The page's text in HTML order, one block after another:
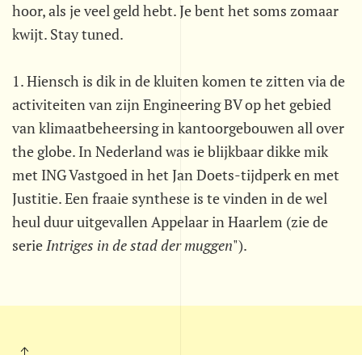
hoor, als je veel geld hebt. Je bent het soms zomaar
kwijt. Stay tuned.
1. Hiensch is dik in de kluiten komen te zitten via de
activiteiten van zijn Engineering BV op het gebied
van klimaatbeheersing in kantoorgebouwen all over
the globe. In Nederland was ie blijkbaar dikke mik
met ING Vastgoed in het Jan Doets-tijdperk en met
Justitie. Een fraaie synthese is te vinden in de wel
heul duur uitgevallen Appelaar in Haarlem (zie de
serie Intriges in de stad der muggen").